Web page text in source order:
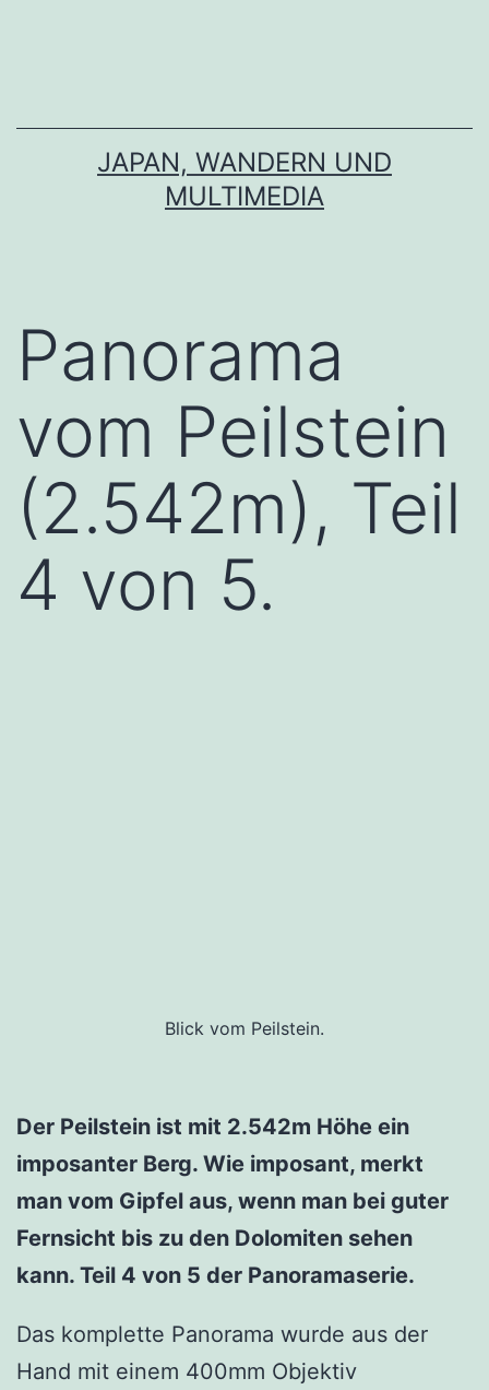
JAPAN, WANDERN UND
MULTIMEDIA
Panorama
vom Peilstein
(2.542m), Teil
4 von 5.
Blick vom Peilstein.
Der Peilstein ist mit 2.542m Höhe ein
imposanter Berg. Wie imposant, merkt
man vom Gipfel aus, wenn man bei guter
Fernsicht bis zu den Dolomiten sehen
kann. Teil 4 von 5 der Panoramaserie.
Das komplette Panorama wurde aus der
Hand mit einem 400mm Objektiv